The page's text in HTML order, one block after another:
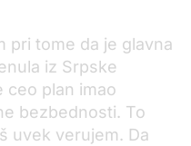
pri tome da je glavna
iz Srpske
ceo plan imao
bezbednosti. To
uvek verujem. Da